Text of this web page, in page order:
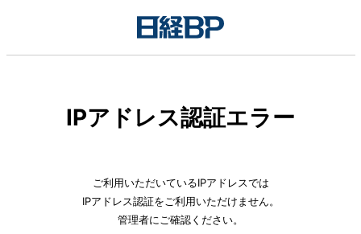
IPアドレス認証エラー
ご利用いただいているIPアドレスでは
IPアドレス認証をご利用いただけません。
管理者にご確認ください。